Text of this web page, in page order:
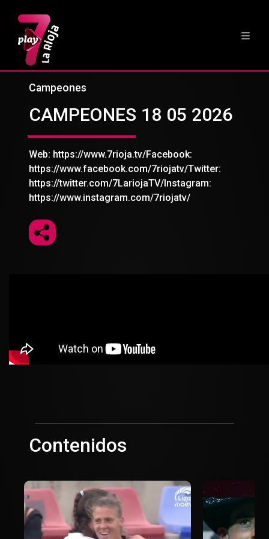
Campeones
CAMPEONES 18 05 2026
Web: https://www.7rioja.tv/Facebook:
https://www.facebook.com/7riojatv/Twitter:
https://twitter.com/7LariojaTV/Instagram:
https://www.instagram.com/7riojatv/
Contenidos